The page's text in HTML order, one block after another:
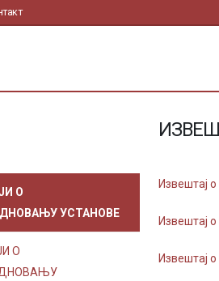
О
УСТАНОВЕ
О
Извештај
Извештај
Извештај